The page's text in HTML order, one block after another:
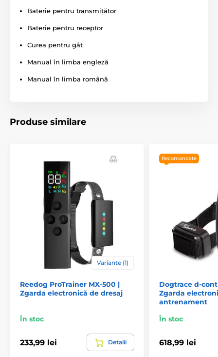
x 9,8 cm x 1,7 cm și cântărește doar 36 de
grame. Receptorul are dimensiunile de 6,8
cm x 4,3 cm x 3,8 cm și cântărește 75 de grame,
Atenție! Accesoriile noastre sunt
afara Uniunii Europene, acestea nu vor fi compatibile,
deoarece funcționează pe frecvențe diferite.
Specificațiile tehnice pot fi modificate fără o notificare
expresă. Imaginile au doar caracter ilustrativ.
Produsul este inclus în categoria
Zgărzi de antrenament
De la 0 la 300 de metri
Pentru câini de talie medie
Baterie pentru transmițător
Baterie pentru receptor
Curea pentru gât
Manual în limba engleză
Manual în limba română
Produse similare
Variante (1)
Reedog ProTrainer MX-500 |
Zgarda electronică de dresaj
În stoc
233,99 lei Detalii
Recomandate
Dogtrace d-
Zgarda
antrenament
În stoc
618,99 lei